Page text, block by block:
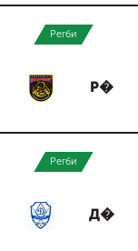
Регби
Р�
Регби
Д�